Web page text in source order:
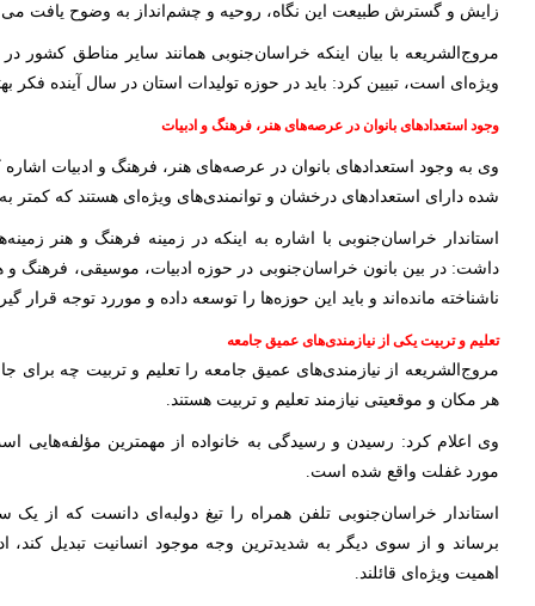
زایش و گسترش طبیعت این نگاه، روحیه و چشم‌انداز به وضوح یافت
مروج‌الشریعه با بیان اینکه خراسان‌جنوبی همانند سایر مناطق کشور
ویژه‌ای است، تبیین کرد: باید در حوزه تولیدات استان در سال آینده فکر
وجود استعدادهای بانوان در عرصه‌های هنر، فرهنگ و ادبیات
وی به وجود استعدادهای بانوان در عرصه‌های هنر، فرهنگ و ادبیات
شده دارای استعدادهای درخشان و توانمندی‌های ویژه‌ای هستند که کمتر
استاندار خراسان‌جنوبی با اشاره به اینکه در زمینه فرهنگ و هنر
داشت: در بین بانون خراسان‌جنوبی در حوزه ادبیات، موسیقی، فرهنگ و
ناشناخته مانده‌اند و باید این حوزه‌ها را توسعه داده و موررد توجه قرار
تعلیم و تربیت یکی از نیازمندی‌های عمیق جامعه
مروج‌الشریعه از نیازمندی‌های عمیق جامعه را تعلیم و تربیت چه
هر مکان و موقعیتی نیازمند تعلیم و تربیت هستند.
وی اعلام کرد: رسیدن و رسیدگی به خانواده از مهمترین مؤلفه‌هایی
مورد غفلت واقع شده است.
استاندار خراسان‌جنوبی تلفن همراه را تیغ دولبه‌ای دانست که از
برساند و از سوی دیگر به شدیدترین وجه موجود انسانیت تبدیل کند،
اهمیت ویژه‌ای قائلند.